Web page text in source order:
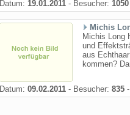
Datum: 19.01.2011 - Besucher: 1050
Michis
Michis Long
und
aus
kommen?
Datum: 09.02.2011 - Besucher: 835